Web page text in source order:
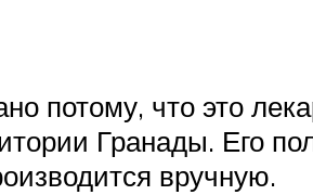
потому, что это
Гранады. Его
вручную.